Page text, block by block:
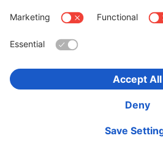
Wybierz
Bezpieczeństwo
Deklaracja dostępności